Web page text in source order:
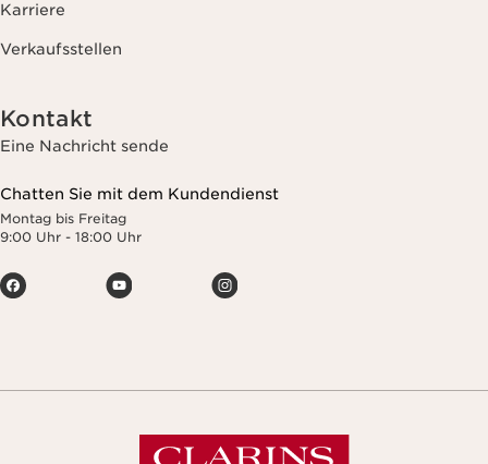
Karriere
Verkaufsstellen
Kontakt
Eine Nachricht sende
Chatten Sie mit dem Kundendienst
Montag bis Freitag
9:00 Uhr - 18:00 Uhr